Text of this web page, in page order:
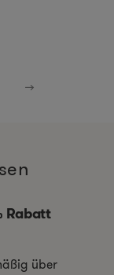
→
Rabatt
über